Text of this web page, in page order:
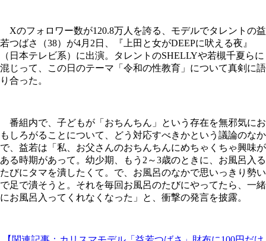
Xのフォロワー数が120.8万人を誇る、モデルでタレントの益
若つばさ（38）が4月2日、『上田と女がDEEPに吠える夜』
（日本テレビ系）に出演。タレントのSHELLYや若槻千夏らに
混じって、この日のテーマ「令和の性教育」について真剣に語
り合った。
番組内で、子どもが「おちんちん」という存在を無邪気にお
もしろがることについて、どう対応すべきかという議論のなか
で、益若は「私、お父さんのおちんちんにめちゃくちゃ興味が
ある時期があって。幼少期、もう2～3歳のときに、お風呂入る
たびにタマを潰したくて。で、お風呂のなかで思いっきり勢い
で足で潰そうと。それを毎回お風呂のたびにやってたら、一緒
にお風呂入ってくれなくなった」と、衝撃の発言を披露。